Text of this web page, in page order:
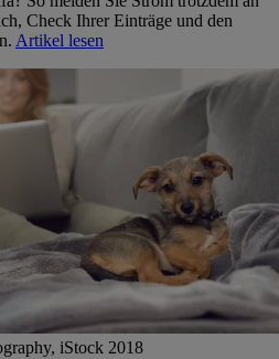
Check Ihrer Einträge und den
Artikel lesen
iStock 2018